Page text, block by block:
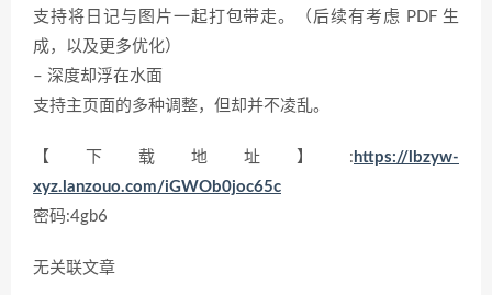
支持将日记与图片一起打包带走。（后续有考虑 PDF 生
成，以及更多优化）
– 深度却浮在水面
支持主页面的多种调整，但却并不凌乱。
【下载地址】: https://lbzyw-
xyz.lanzouo.com/iGWOb0joc65c
密码:4gb6
无关联文章